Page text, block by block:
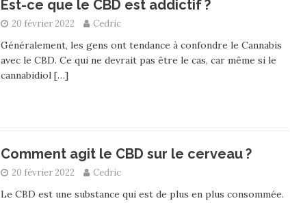
Est-ce que le CBD est addictif ?
20 février 2022 Cedric
Généralement, les gens ont tendance à confondre le Cannabis
avec le CBD. Ce qui ne devrait pas être le cas, car même si le
cannabidiol […]
Comment agit le CBD sur le cerveau ?
20 février 2022 Cedric
Le CBD est une substance qui est de plus en plus consommée.